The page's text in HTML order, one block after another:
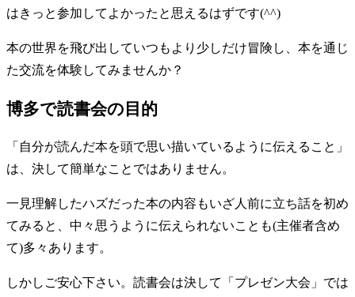
はきっと参加してよかったと思えるはずです(^^)
本の世界を飛び出していつもより少しだけ冒険し、本を通じ
た交流を体験してみませんか？
博多で読書会の目的
「自分が読んだ本を頭で思い描いているように伝えること」
は、決して簡単なことではありません。
一見理解したハズだった本の内容もいざ人前に立ち話を初め
てみると、中々思うように伝えられないことも(主催者含め
て)多々あります。
しかしご安心下さい。読書会は決して「プレゼン大会」では